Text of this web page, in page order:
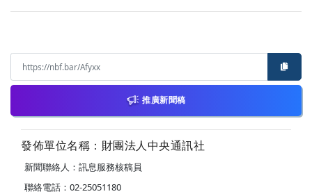
推廣新聞稿
發佈單位名稱：財團法人中央通訊社
新聞聯絡人：訊息服務核稿員
聯絡電話：02-25051180